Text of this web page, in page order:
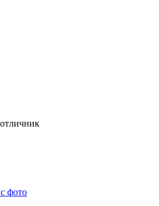
фото